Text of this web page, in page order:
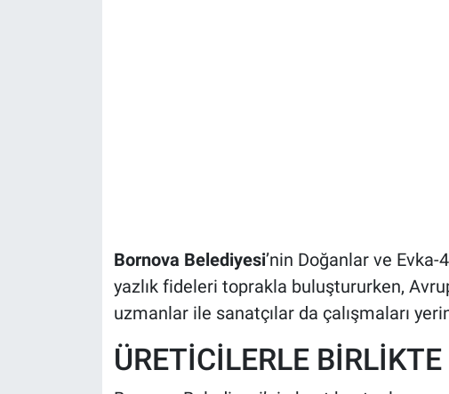
Bornova Belediyesi’nin Doğanlar ve
yazlık fideleri toprakla buluştururken,
uzmanlar ile sanatçılar da çalışmaları
ÜRETİCİLERLE